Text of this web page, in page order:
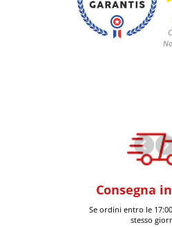
Consegna
Se ordini entro le
stesso